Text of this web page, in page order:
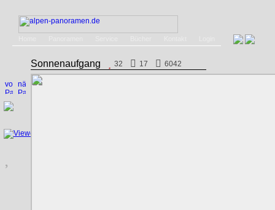
Sonnenaufgang 32 17 6042